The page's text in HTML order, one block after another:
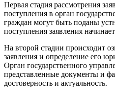
Первая стадия рассмотрения
поступления в орган
граждан могут быть поданы
поступления заявления
На второй стадии происходит
заявления и определение его
Орган государственного
представленные документы и
достоверность и актуальность.